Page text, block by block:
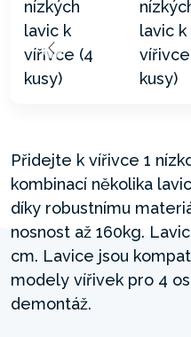
Přidejte k vířivce 1
kombinací několika
díky robustnímu
nosnost až 160kg.
cm. Lavice jsou
modely vířivek pro 4
demontáž.